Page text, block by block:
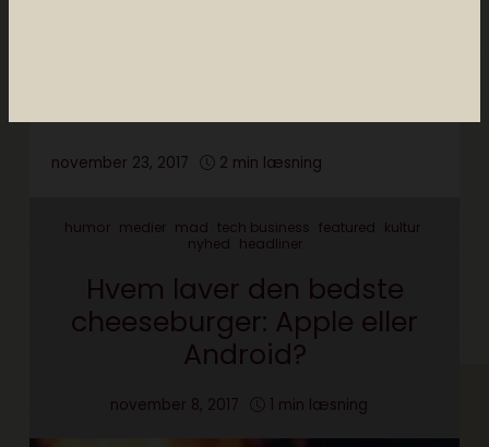
Live – Podcast festivalen
november 23, 2017 2 min læsning
humor medier mad tech business featured kultur
nyhed headliner
Hvem laver den bedste
cheeseburger: Apple eller
Android?
november 8, 2017 1 min læsning